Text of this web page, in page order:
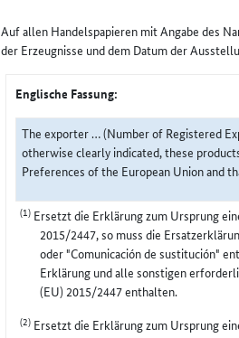
Auf allen Handelspapieren mit Angabe des
der Erzeugnisse und dem Datum der
Englische Fassung:
The exporter … (Number of Registered
otherwise clearly indicated, these
Preferences of the European Union and
(1) Ersetzt die Erklärung zum Ursprung
2015/2447, so muss die
oder "Comunicación de sustitución"
Erklärung und alle sonstigen
(EU) 2015/2447 enthalten.
(2) Ersetzt die Erklärung zum Ursprung